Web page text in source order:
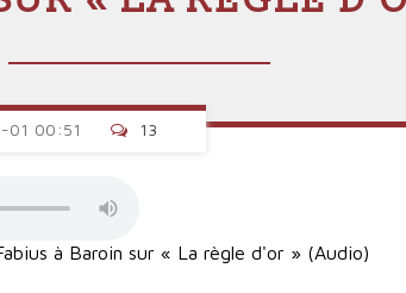
01 00:51 13
à Baroin sur « La règle d'or » (Audio)